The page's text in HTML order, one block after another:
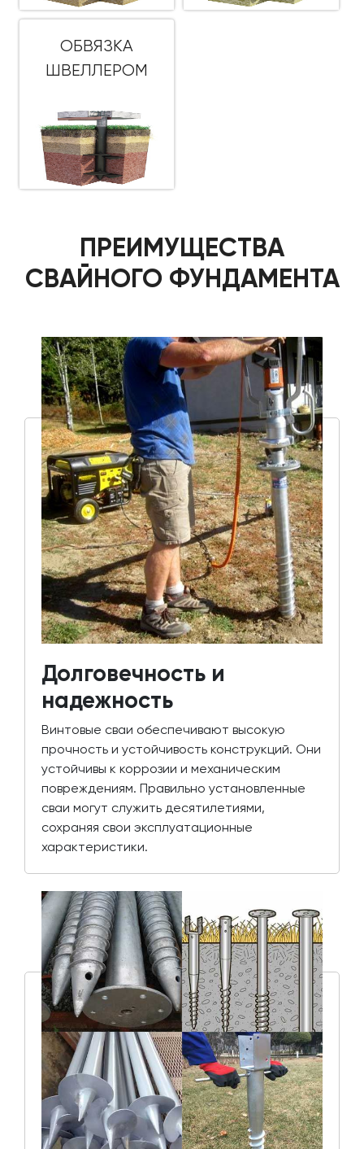
ОБВЯЗКА
ШВЕЛЛЕРОМ
ПРЕИМУЩЕСТВА
СВАЙНОГО ФУНДАМЕНТА
Долговечность и
надежность
Винтовые сваи обеспечивают высокую
прочность и устойчивость конструкций. Они
устойчивы к коррозии и механическим
повреждениям. Правильно установленные
сваи могут служить десятилетиями,
сохраняя свои эксплуатационные
характеристики.